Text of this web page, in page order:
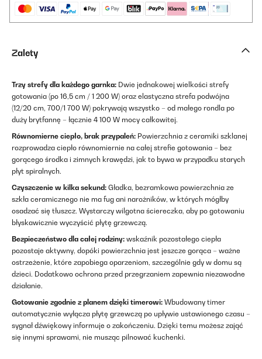
Zalety
Trzy strefy dla każdego garnka: Dwie jednakowej wielkości strefy
gotowania (po 16,5 cm / 1 200 W) oraz elastyczna strefa podwójna
(12/20 cm, 700/1 700 W) pokrywają wszystko – od małego rondla po
duży brytfannę – łącznie 4 100 W mocy całkowitej.
Równomierne ciepło, brak przypaleń: Powierzchnia z ceramiki szklanej
rozprowadza ciepło równomiernie na całej strefie gotowania – bez
gorącego środka i zimnych krawędzi, jak to bywa w przypadku starych
płyt spiralnych.
Czyszczenie w kilka sekund: Gładka, bezramkowa powierzchnia ze
szkła ceramicznego nie ma fug ani narożników, w których mógłby
osadzać się tłuszcz. Wystarczy wilgotna ściereczka, aby po gotowaniu
błyskawicznie wyczyścić płytę grzewczą.
Bezpieczeństwo dla całej rodziny: wskaźnik pozostałego ciepła
pozostaje aktywny, dopóki powierzchnia jest jeszcze gorąca – ważne
ostrzeżenie, które zapobiega oparzeniom, szczególnie gdy w domu są
dzieci. Dodatkowo ochrona przed przegrzaniem zapewnia niezawodne
działanie.
Gotowanie zgodnie z planem dzięki timerowi: Wbudowany timer
automatycznie wyłącza płytę grzewczą po upływie ustawionego czasu –
sygnał dźwiękowy informuje o zakończeniu. Dzięki temu możesz zająć
się innymi sprawami, nie musząc pilnować kuchenki.